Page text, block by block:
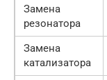
Замена
резонатора
Замена
катализатора